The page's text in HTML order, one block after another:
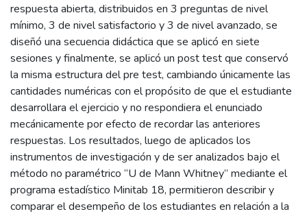
respuesta abierta, distribuidos en 3 preguntas de nivel
mínimo, 3 de nivel satisfactorio y 3 de nivel avanzado, se
diseñó una secuencia didáctica que se aplicó en siete
sesiones y finalmente, se aplicó un post test que conservó
la misma estructura del pre test, cambiando únicamente las
cantidades numéricas con el propósito de que el estudiante
desarrollara el ejercicio y no respondiera el enunciado
mecánicamente por efecto de recordar las anteriores
respuestas. Los resultados, luego de aplicados los
instrumentos de investigación y de ser analizados bajo el
método no paramétrico “U de Mann Whitney” mediante el
programa estadístico Minitab 18, permitieron describir y
comparar el desempeño de los estudiantes en relación a la